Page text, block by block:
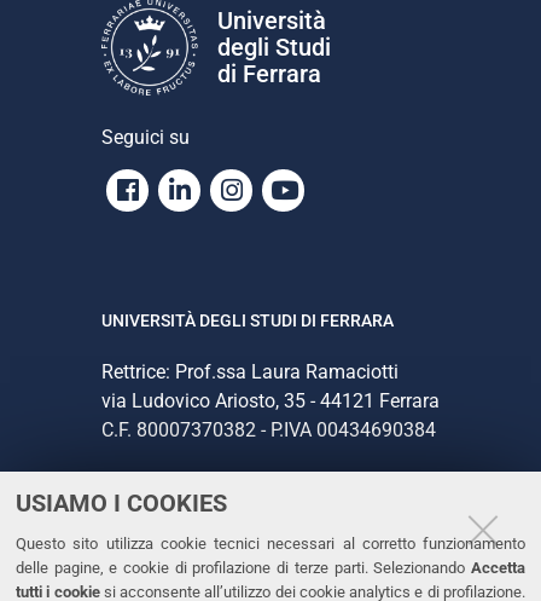
USIAMO I COOKIES
Questo sito utilizza cookie tecnici necessari al corretto funzionamento
delle pagine, e cookie di profilazione di terze parti. Selezionando Accetta
tutti i cookiesi acconsente all’utilizzo dei cookie analytics e di profilazione.
Università
degli Studi
di Ferrara
Seguici su
Facebook
LinkedinInstagram
Youtube
UNIVERSITÀ DEGLI STUDI DI FERRARA
Rettrice: Prof.ssa Laura Ramaciotti
via Ludovico Ariosto, 35 - 44121 Ferrara
C.F. 80007370382 - P.IVA 00434690384
CONTATTI
Tel. +39 0532 293111
Fax. +39 0532 293031